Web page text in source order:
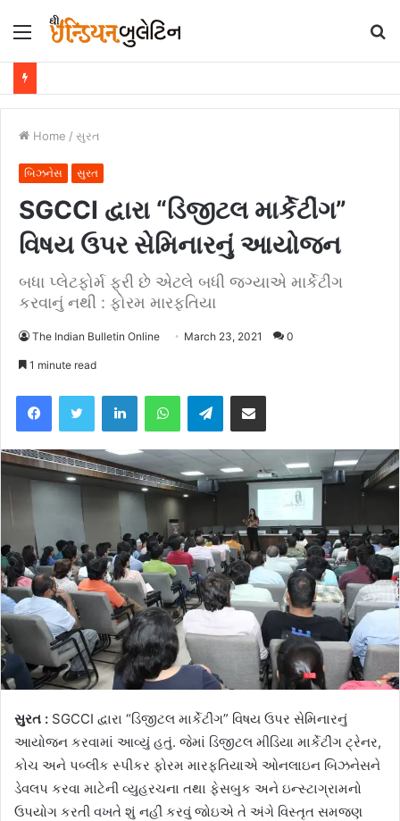
Menu
Home / સુરત
બિઝનેસ સુરત
SGCCI દ્વારા “ડિજીટલ માર્કેટીંગ”
વિષય ઉપર સેમિનારનું આયોજન
બધા પ્લેટફોર્મ ફ્રી છે એટલે બધી જગ્યાએ માર્કેટીંગ
કરવાનું નથી : ફોરમ મારફતિયા
The Indian Bulletin Online March 23, 2021 0
1 minute read
Telegram
સુરત : SGCCI દ્વારા “ડિજીટલ માર્કેટીંગ” વિષય ઉપર સેમિનારનું
આયોજન કરવામાં આવ્યું હતું. જેમાં ડિજીટલ મીડિયા માર્કેટીંગ ટ્રેનર,
કોચ અને પબ્લીક સ્પીકર ફોરમ મારફતિયાએ ઓનલાઇન બિઝનેસને
ડેવલપ કરવા માટેની વ્યુહરચના તથા ફેસબુક અને ઇન્સ્ટાગ્રામનો
ઉપયોગ કરતી વખતે શું નહીં કરવું જોઇએ તે અંગે વિસ્તૃત સમજણ